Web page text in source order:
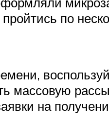
по
массовую
на